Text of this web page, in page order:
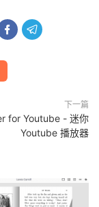
 
下一篇
for Youtube - 迷你
Youtube 播放器